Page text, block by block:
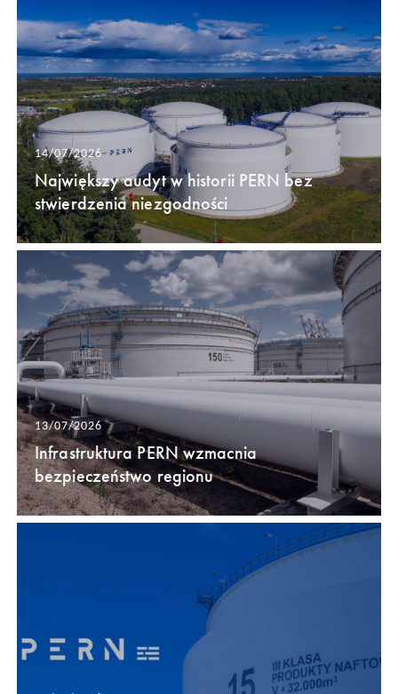
14/07/2026
Największy audyt w historii PERN bez
stwierdzenia niezgodności
13/07/2026
Infrastruktura PERN wzmacnia
bezpieczeństwo regionu